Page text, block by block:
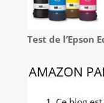
Test de l’Epson